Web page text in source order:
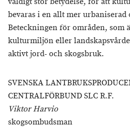
bevaras i en allt mer urbaniserad
Beteckningen för områden, som
kulturmiljön eller
aktivt jord- och skogsbruk.
SVENSKA
CENTRALFÖRBUND SLC R.F.
Viktor Harvio
skogsombudsman